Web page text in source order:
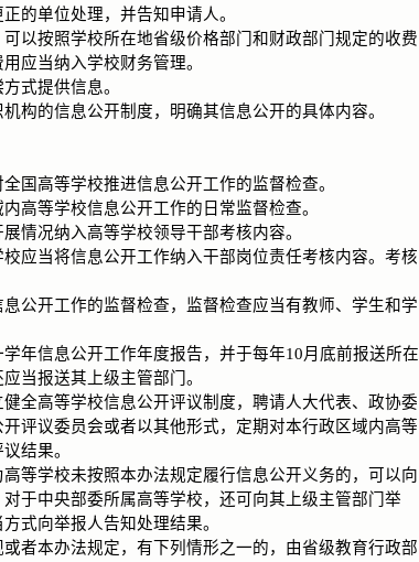
的单位处理，并告知申请人。
按照学校所在地省级价格部门和财政部门规定的收费
应当纳入学校财务管理。
式提供信息。
的信息公开制度，明确其信息公开的具体内容。
高等学校推进信息公开工作的监督检查。
等学校信息公开工作的日常监督检查。
况纳入高等学校领导干部考核内容。
当将信息公开工作纳入干部岗位责任考核内容。考核
开工作的监督检查，监督检查应当有教师、学生和学
信息公开工作年度报告，并于每年10月底前报送所在
当报送其上级主管部门。
高等学校信息公开评议制度，聘请人大代表、政协委
评议委员会或者以其他形式，定期对本行政区域内高等
结果。
学校未按照本办法规定履行信息公开义务的，可以向
于中央部委所属高等学校，还可向其上级主管部门举
式向举报人告知处理结果。
本办法规定，有下列情形之一的，由省级教育行政部